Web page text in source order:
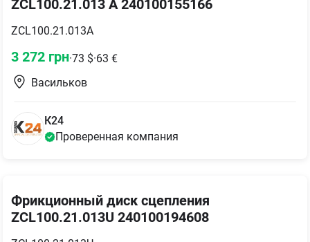
ZCL100.21.013 A 240100155166
ZCL100.21.013A
3 272 грн·73 $·63 €
Васильков
К24
Проверенная компания
Фрикционный диск сцепления
ZCL100.21.013U 240100194608